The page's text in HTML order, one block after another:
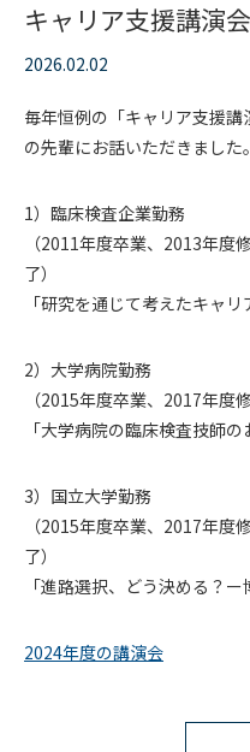
研究分
卒
キャリア支援講演
2026.02.02
毎年恒例の「キャリア支援
の先輩にお話いただきました。
1）臨床検査企業勤務
（2011年度卒業、2013年
了）
「研究を通じて考えたキャリ
2）大学病院勤務
（2015年度卒業、2017年度
「大学病院の臨床検査技師の
3）国立大学勤務
（2015年度卒業、2017年
了）
「進路選択、どう決める？ー
2024年度の講演会